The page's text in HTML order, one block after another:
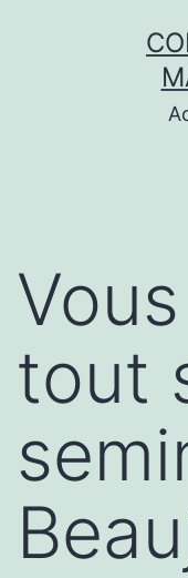
tout